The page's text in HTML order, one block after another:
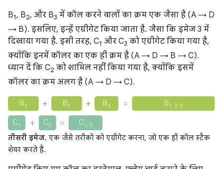
B1, B2, और B3 में कॉल करने वालों का क्रम एक जैसा है (A → D
→ B). इसलिए, इन्हें एग्रीगेट किया जाता है. जैसा कि इमेज 3 में
दिखाया गया है. इसी तरह, C1 और C3 को एग्रीगेट किया गया है,
क्योंकि इनमें कॉलर का एक ही क्रम है (A → D → B → C).
ध्यान दें कि C2 को शामिल नहीं किया गया है, क्योंकि इसमें
कॉलर का क्रम अलग है (A → D → C).
तीसरी इमेज. एक जैसे तरीकों को एग्रीगेट करना, जो एक ही कॉल स्टैक
शेयर करते हैं.